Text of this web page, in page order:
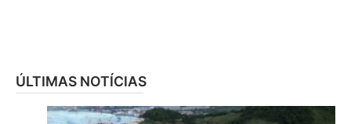
ÚLTIMAS NOTÍCIAS